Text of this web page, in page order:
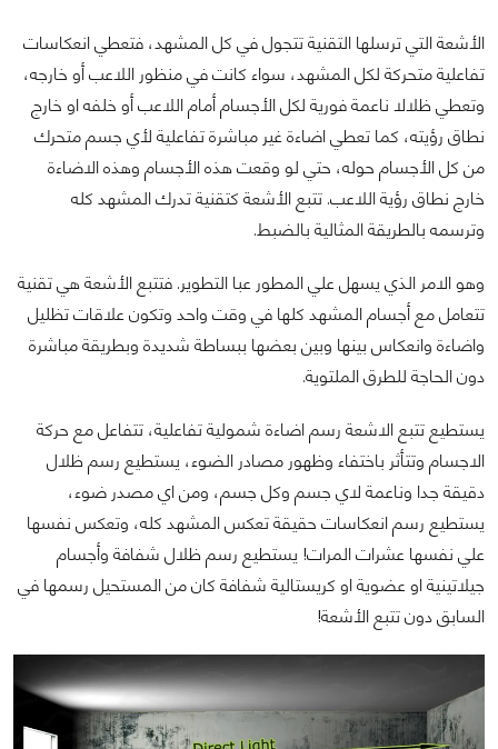
الأشعة التي ترسلها التقنية تتجول في كل المشهد، فتعطي انعكاسات
تفاعلية متحركة لكل المشهد، سواء كانت في منظور اللاعب أو خارجه،
وتعطي ظلالا ناعمة فورية لكل الأجسام أمام اللاعب أو خلفه او خارج
نطاق رؤيته، كما تعطي اضاءة غير مباشرة تفاعلية لأي جسم متحرك
من كل الأجسام حوله، حتي لو وقعت هذه الأجسام وهذه الاضاءة
خارج نطاق رؤية اللاعب. تتبع الأشعة كتقنية تدرك المشهد كله
وترسمه بالطريقة المثالية بالضبط.
وهو الامر الذي يسهل علي المطور عبا التطوير. فتتبع الأشعة هي تقنية
تتعامل مع أجسام المشهد كلها في وقت واحد وتكون علاقات تظليل
واضاءة وانعكاس بينها وبين بعضها ببساطة شديدة وبطريقة مباشرة
دون الحاجة للطرق الملتوية.
يستطيع تتبع الاشعة رسم اضاءة شمولية تفاعلية، تتفاعل مع حركة
الاجسام وتتأثر باختفاء وظهور مصادر الضوء، يستطيع رسم ظلال
دقيقة جدا وناعمة لاي جسم وكل جسم، ومن اي مصدر ضوء،
يستطيع رسم انعكاسات حقيقة تعكس المشهد كله، وتعكس نفسها
علي نفسها عشرات المرات! يستطيع رسم ظلال شفافة وأجسام
جيلاتينية او عضوية او كريستالية شفافة كان من المستحيل رسمها في
السابق دون تتبع الأشعة!